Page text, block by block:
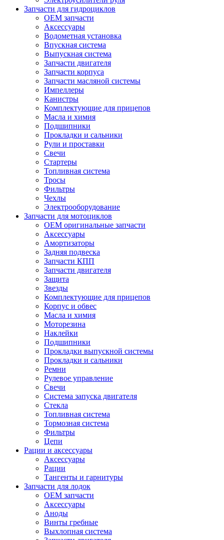
Запчасти для гидроциклов
OEM запчасти
Аксессуары
Водометная установка
Впускная система
Выпускная система
Запчасти двигателя
Запчасти корпуса
Запчасти масляной системы
Импеллеры
Канистры
Комплектующие для прицепов
Масла и химия
Подшипники
Прокладки и сальники
Рули и проставки
Свечи
Стартеры
Топливная система
Тросы
Фильтры
Чехлы
Электрооборудование
Запчасти для мотоциклов
OEM оригинальные запчасти
Аксессуары
Амортизаторы
Задняя подвеска
Запчасти КПП
Запчасти двигателя
Защита
Звезды
Комплектующие для прицепов
Корпус и обвес
Масла и химия
Моторезина
Наклейки
Подшипники
Прокладки выпускной системы
Прокладки и сальники
Ремни
Рулевое управление
Свечи
Система запуска двигателя
Стекла
Топливная система
Тормозная система
Фильтры
Цепи
Рации и аксессуары
Аксессуары
Рации
Тангенты и гарнитуры
Запчасти для лодок
OEM запчасти
Аксессуары
Аноды
Винты гребные
Выхлопная система